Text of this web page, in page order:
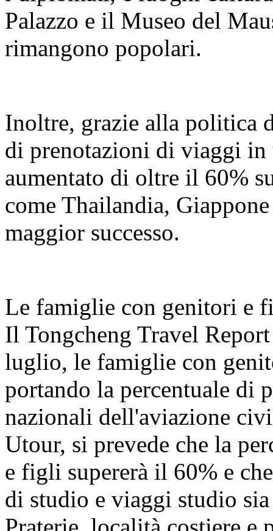
Palazzo e il Museo del
rimangono popolari.
Inoltre, grazie alla politica
di prenotazioni di viaggi in
aumentato di oltre il 60%
come Thailandia,
maggior successo.
Le famiglie con genitori e
Il Tongcheng Travel
luglio, le famiglie con
portando la percentuale di
nazionali dell'aviazione
Utour, si prevede che la
e figli supererà il 60% e
di studio e viaggi studio